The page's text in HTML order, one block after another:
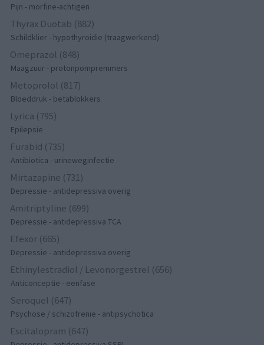
Pijn - morfine-achtigen
Thyrax Duotab (882)
Schildklier - hypothyroidie (traagwerkend)
Omeprazol (848)
Maagzuur - protonpompremmers
Metoprolol (817)
Bloeddruk - betablokkers
Lyrica (795)
Epilepsie
Furabid (735)
Antibiotica - urineweginfectie
Mirtazapine (731)
Depressie - antidepressiva overig
Amitriptyline (699)
Depressie - antidepressiva TCA
Efexor (665)
Depressie - antidepressiva overig
Ethinylestradiol / Levonorgestrel (656)
Anticonceptie - eenfase
Seroquel (647)
Psychose / schizofrenie - antipsychotica
Escitalopram (647)